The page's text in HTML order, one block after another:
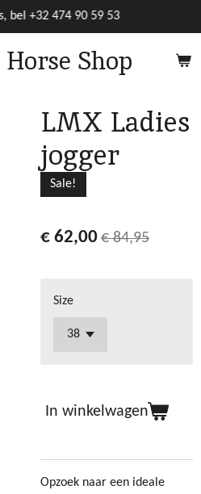
Shop
bel +32 474 90 59 53
LMX Ladies
jogger
Sale!
€ 62,00 € 84,95
Size
In winkelwagen
Opzoek naar een ideale